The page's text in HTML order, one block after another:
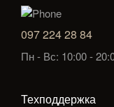
097 224 28 84
Пн - Вс: 10:00 -
Техподдержка